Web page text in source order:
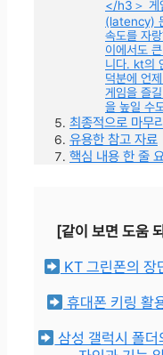
</h3＞ 게
(latency)
속도를 자
이에서도
니다. kt의
덕분에 언
게임을 즐
을 높일 수
최종적으로 마무리
유용한 참고 자료
핵심 내용 한 줄
[같이 보면 도움
KT 그린폰의 장
휴대폰 키링 활
삼성 갤럭시 폴더